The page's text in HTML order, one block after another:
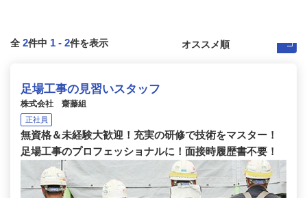
全 2件中 1 - 2件を表示
足場工事の見習いスタッフ
株式会社 齋藤組
正社員
無資格＆未経験大歓迎！充実の研修で技術をマスター！
足場工事のプロフェッショナルに！面接時履歴書不要！